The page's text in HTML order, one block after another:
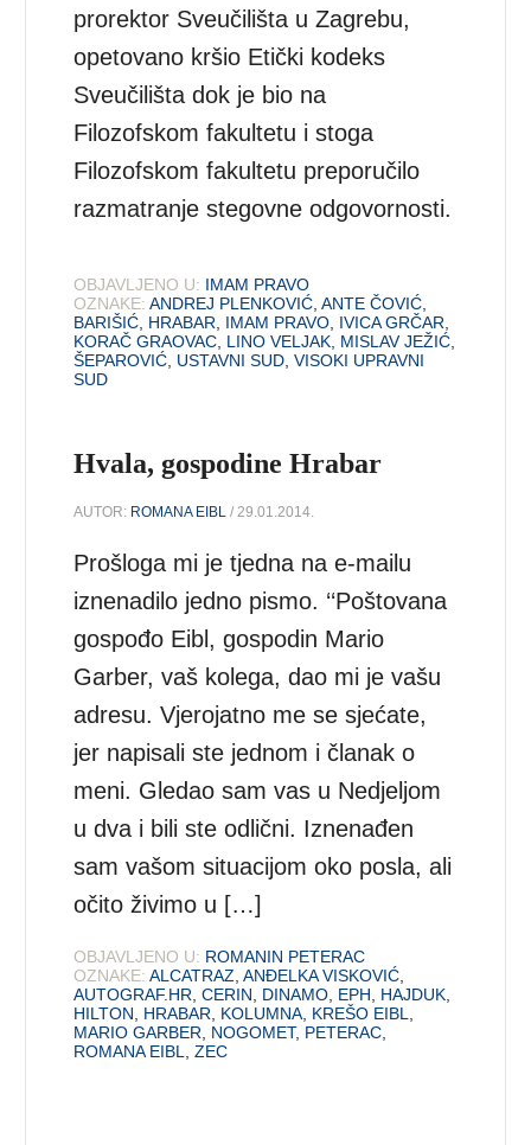
prorektor Sveučilišta u Zagrebu,
opetovano kršio Etički kodeks
Sveučilišta dok je bio na
Filozofskom fakultetu i stoga
Filozofskom fakultetu preporučilo
razmatranje stegovne odgovornosti.
OBJAVLJENO U: IMAM PRAVO
OZNAKE: ANDREJ PLENKOVIĆ ,ANTE ČOVIĆ
BARIŠIĆ HRABAR IMAM PRAVO IVICA GRČAR
KORAČ GRAOVAC LINO VELJAK MISLAV JEŽIĆ
ŠEPAROVIĆ USTAVNI SUD ,VISOKI UPRAVNI
SUD
Hvala, gospodine Hrabar
AUTOR: ROMANA EIBL / 29.01.2014.
Prošloga mi je tjedna na e-mailu
iznenadilo jedno pismo. ‘‘Poštovana
gospođo Eibl, gospodin Mario
Garber, vaš kolega, dao mi je vašu
adresu. Vjerojatno me se sjećate,
jer napisali ste jednom i članak o
meni. Gledao sam vas u Nedjeljom
u dva i bili ste odlični. Iznenađen
sam vašom situacijom oko posla, ali
očito živimo u […]
OBJAVLJENO U: ROMANIN PETERAC
OZNAKE: ALCATRAZ ,ANĐELKA VISKOVIĆ
AUTOGRAF.HR ,CERIN DINAMO EPH HAJDUK
HILTON
HRABAR KOLUMNA KREŠO EIBL
MARIO GARBER
NOGOMET, PETERAC
ROMANA EIBL
,ZEC